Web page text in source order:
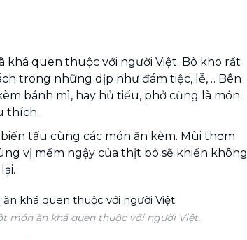
khá quen thuộc với người Việt. Bò kho rất
trong những dịp như đám tiệc, lễ,… Bên
bánh mì, hay hủ tiếu, phở cũng là món
thích.
tấu cùng các món ăn kèm. Mùi thơm
vị mềm ngậy của thịt bò sẽ khiến không
món ăn khá quen thuộc với người Việt.